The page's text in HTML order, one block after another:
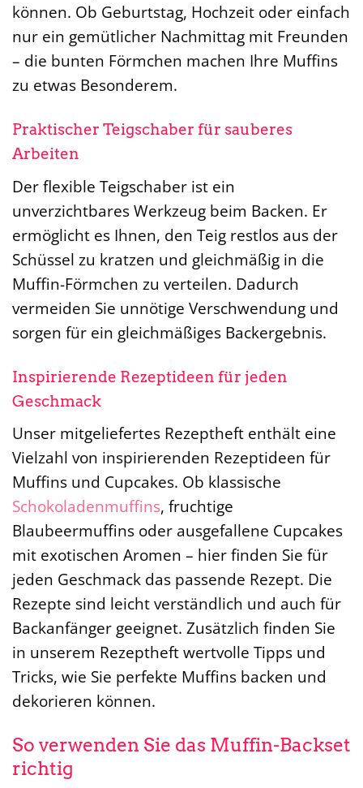
können. Ob Geburtstag, Hochzeit oder einfach
nur ein gemütlicher Nachmittag mit Freunden
– die bunten Förmchen machen Ihre Muffins
zu etwas Besonderem.
Praktischer Teigschaber für sauberes
Arbeiten
Der flexible Teigschaber ist ein
unverzichtbares Werkzeug beim Backen. Er
ermöglicht es Ihnen, den Teig restlos aus der
Schüssel zu kratzen und gleichmäßig in die
Muffin-Förmchen zu verteilen. Dadurch
vermeiden Sie unnötige Verschwendung und
sorgen für ein gleichmäßiges Backergebnis.
Inspirierende Rezeptideen für jeden
Geschmack
Unser mitgeliefertes Rezeptheft enthält eine
Vielzahl von inspirierenden Rezeptideen für
Muffins und Cupcakes. Ob klassische
Schokoladenmuffins, fruchtige
Blaubeermuffins oder ausgefallene Cupcakes
mit exotischen Aromen – hier finden Sie für
jeden Geschmack das passende Rezept. Die
Rezepte sind leicht verständlich und auch für
Backanfänger geeignet. Zusätzlich finden Sie
in unserem Rezeptheft wertvolle Tipps und
Tricks, wie Sie perfekte Muffins backen und
dekorieren können.
So verwenden Sie das Muffin-Backset
richtig